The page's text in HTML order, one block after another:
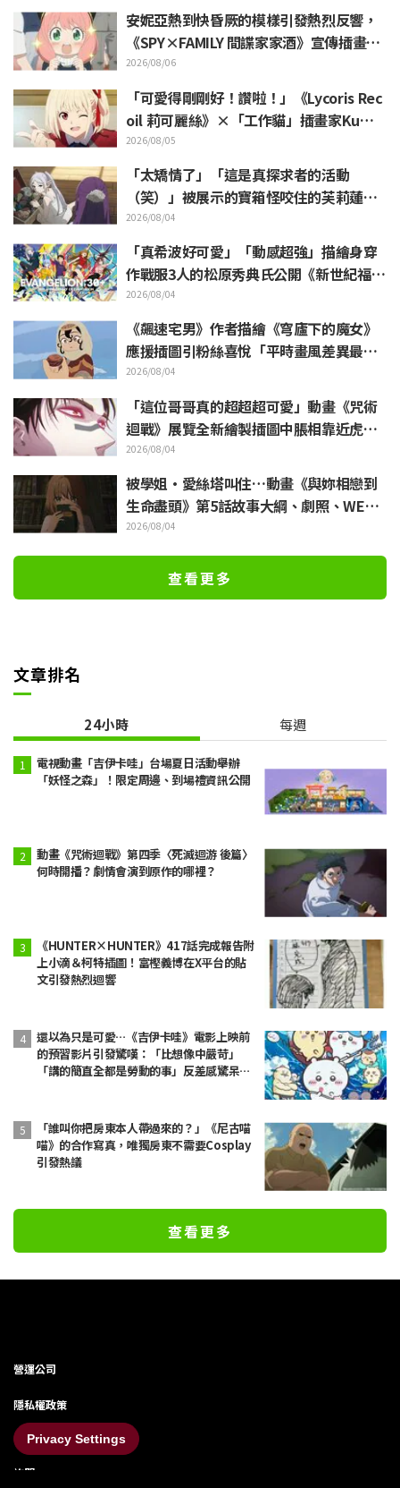
安妮亞熱到快昏厥的模樣引發熱烈反響，
《SPY×FAMILY 間諜家家酒》宣傳插畫
「安妮亞、融化掉了」
2026/08/06
「可愛得剛剛好！讚啦！」《Lycoris Rec
oil 莉可麗絲》×「工作貓」插畫家Kuma
mine合作消息公開 引發「讚啦！」熱烈
迴響
2026/08/05
「太矯情了」「這是真探求者的活動
（笑）」被展示的寶箱怪咬住的芙莉蓮玩
偶引來大量吐槽《葬送的芙莉蓮》
2026/08/04
「真希波好可愛」「動感超強」描繪身穿
作戰服3人的松原秀典氏公開《新世紀福音
戰士》美麗手繪插圖引發反響
2026/08/04
《飆速宅男》作者描繪《穹廬下的魔女》
應援插圖引粉絲喜悅「平時畫風差異最大
的人畫出來就是這樣」
2026/08/04
「這位哥哥真的超超超可愛」動畫《咒術
迴戰》展覽全新繪製插圖中脹相靠近虎杖
悠仁 粉絲無比喜悅
2026/08/04
被學姐·愛絲塔叫住…動畫《與妳相戀到
生命盡頭》第5話故事大綱、劇照、WEB
預告、單集海報公開
2026/08/04
查看更多
文章排名
24小時 每週
電視動畫「吉伊卡哇」台場夏日活動舉辦
「妖怪之森」！限定周邊、到場禮資訊公開
動畫《咒術迴戰》第四季〈死滅迴游 後篇〉
何時開播？劇情會演到原作的哪裡？
《HUNTER×HUNTER》417話完成報告附
上小滴＆柯特插圖！富樫義博在X平台的貼
文引發熱烈迴響
還以為只是可愛…《吉伊卡哇》電影上映前
的預習影片引發驚嘆：「比想像中嚴苛」
「講的簡直全都是勞動的事」反差感驚呆網
「誰叫你把房東本人帶過來的？」《尼古喵
喵》的合作寫真，唯獨房東不需要Cosplay
引發熱議
查看更多
營運公司
隱私權政策
Privacy Settings
詢問